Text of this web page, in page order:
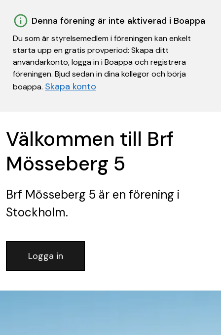
Denna förening är inte aktiverad i Boappa
Du som är styrelsemedlem i föreningen kan enkelt
starta upp en gratis provperiod: Skapa ditt
användarkonto, logga in i Boappa och registrera
föreningen. Bjud sedan in dina kollegor och börja
boappa. Skapa konto
Välkommen till Brf
Mösseberg 5
Brf Mösseberg 5 är en förening i
Stockholm.
Logga in